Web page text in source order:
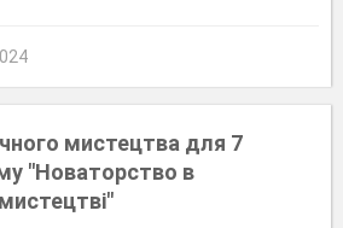
мистецтва для 7
"Новаторство в